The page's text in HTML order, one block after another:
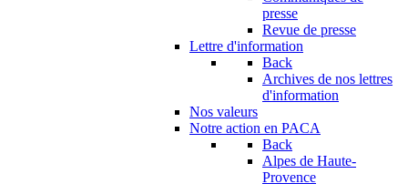
presse
Revue de presse
Lettre d'information
Back
Archives de nos lettres
d'information
Nos valeurs
Notre action en PACA
Back
Alpes de Haute-
Provence